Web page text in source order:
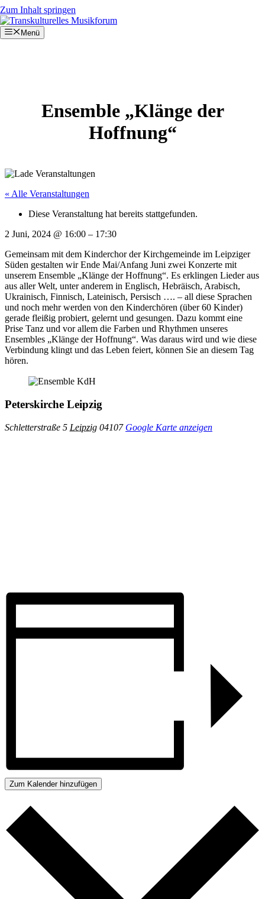
Zum Inhalt springen
Menü
Ensemble „Klänge der
Hoffnung“
« Alle Veranstaltungen
Diese Veranstaltung hat bereits stattgefunden.
2 Juni, 2024 @ 16:00 – 17:30
Gemeinsam mit dem Kinderchor der Kirchgemeinde im Leipziger
Süden gestalten wir Ende Mai/Anfang Juni zwei Konzerte mit
unserem Ensemble „Klänge der Hoffnung“. Es erklingen Lieder aus
aus aller Welt, unter anderem in Englisch, Hebräisch, Arabisch,
Ukrainisch, Finnisch, Lateinisch, Persisch …. – all diese Sprachen
und noch mehr werden von den Kinderchören (über 60 Kinder)
gerade fleißig probiert, gelernt und gesungen. Dazu kommt eine
Prise Tanz und vor allem die Farben und Rhythmen unseres
Ensembles „Klänge der Hoffnung“. Was daraus wird und wie diese
Verbindung klingt und das Leben feiert, können Sie an diesem Tag
hören.
Peterskirche Leipzig
Schletterstraße 5 Leipzig 04107 Google Karte anzeigen
Zum Kalender hinzufügen